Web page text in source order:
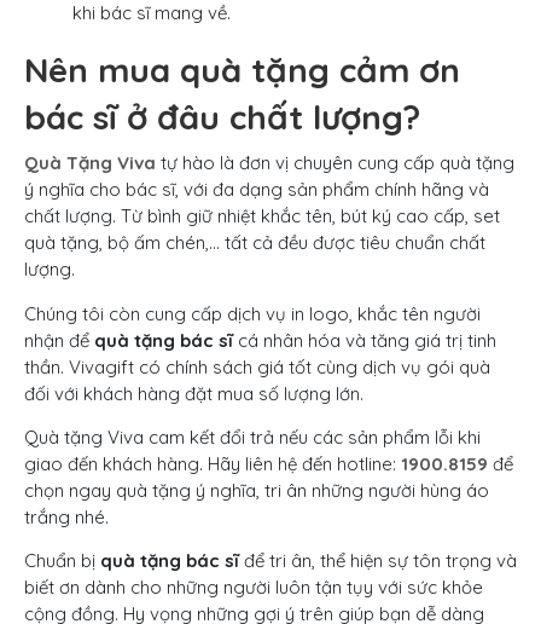
khi bác sĩ mang về.
Nên mua quà tặng cảm ơn
bác sĩ ở đâu chất lượng?
Quà Tặng Viva tự hào là đơn vị chuyên cung cấp quà tặng
ý nghĩa cho bác sĩ, với đa dạng sản phẩm chính hãng và
chất lượng. Từ bình giữ nhiệt khắc tên, bút ký cao cấp, set
quà tặng, bộ ấm chén,… tất cả đều được tiêu chuẩn chất
lượng.
Chúng tôi còn cung cấp dịch vụ in logo, khắc tên người
nhận để quà tặng bác sĩcá nhân hóa và tăng giá trị tinh
thần. Vivagift có chính sách giá tốt cùng dịch vụ gói quà
đối với khách hàng đặt mua số lượng lớn.
Quà tặng Viva cam kết đổi trả nếu các sản phẩm lỗi khi
giao đến khách hàng. Hãy liên hệ đến hotline: 1900.8159 để
chọn ngay quà tặng ý nghĩa, tri ân những người hùng áo
trắng nhé.
Chuẩn bị quà tặng bác sĩđể tri ân, thể hiện sự tôn trọng và
biết ơn dành cho những người luôn tận tụy với sức khỏe
cộng đồng. Hy vọng những gợi ý trên giúp bạn dễ dàng